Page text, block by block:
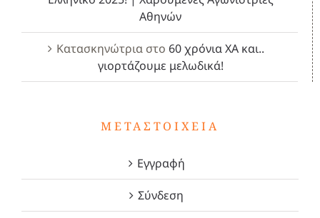
Αθηνών
Κατασκηνώτρια στο 60 χρόνια ΧΑ και..
γιορτάζουμε μελωδικά!
ΜΕΤΑΣΤΟΙΧΕΊΑ
Εγγραφή
Σύνδεση